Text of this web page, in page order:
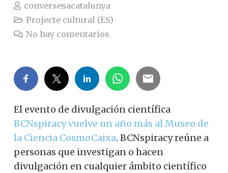
conversesacatalunya
Projecte cultural (ES)
No hay comentarios
El evento de divulgación científica
BCNspiracy vuelve un año más al Museo de
la Ciencia CosmoCaixa. BCNspiracy reúne a
personas que investigan o hacen
divulgación en cualquier ámbito científico